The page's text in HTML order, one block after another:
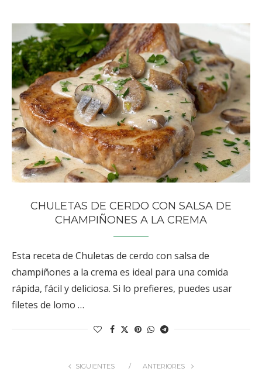
CHULETAS DE CERDO CON SALSA DE
CHAMPIÑONES A LA CREMA
Esta receta de Chuletas de cerdo con salsa de
champiñones a la crema es ideal para una comida
rápida, fácil y deliciosa. Si lo prefieres, puedes usar
filetes de lomo …
SIGUIENTES ANTERIORES